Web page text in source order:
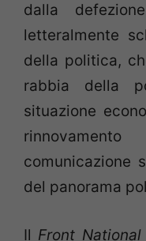
dalla
letteralmente
della politica,
rabbia della
situazione
comunicazione
del panorama
Il Front National